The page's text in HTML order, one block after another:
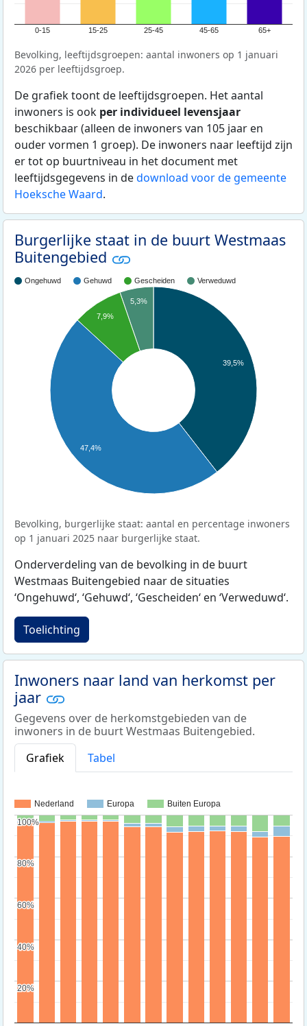
0-15 15-25 25-45 45-65 65+
Bevolking, leeftijdsgroepen: aantal inwoners op 1 januari
2026 per leeftijdsgroep.
De grafiek toont de leeftijdsgroepen. Het aantal
inwoners is ook per individueel levensjaar
beschikbaar (alleen de inwoners van 105 jaar en
ouder vormen 1 groep). De inwoners naar leeftijd zijn
er tot op buurtniveau in het document met
leeftijdsgegevens in dedownload voor de gemeente
Hoeksche Waard.
Burgerlijke staat in de buurt Westmaas
Buitengebied
Ongehuwd Gehuwd Gescheiden Verweduwd
39,5%
5,3%
7,9%
47,4%
Bevolking, burgerlijke staat: aantal en percentage inwoners
op 1 januari 2025 naar burgerlijke staat.
Onderverdeling van de bevolking in de buurt
Westmaas Buitengebied naar de situaties
‘Ongehuwd‘, ‘Gehuwd‘, ‘Gescheiden‘ en ‘Verweduwd‘.
Toelichting
Inwoners naar land van herkomst per
jaar
Gegevens over de herkomstgebieden van de
inwoners in de buurt Westmaas Buitengebied.
Grafiek
Tabel
Nederland Europa Buiten Europa
20%
20%
40%
40%
60%
60%
80%
80%
100%
100%